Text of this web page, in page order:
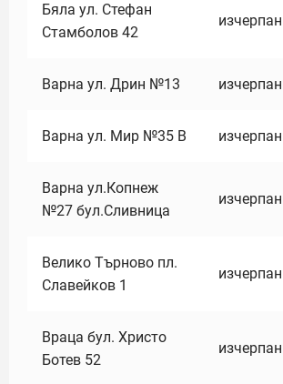
Бяла ул. Стефан
Стамболов 42
изчерпан
Варна ул. Дрин №13 изчерпан
Варна ул. Мир №35 В изчерпан
Варна ул.Копнеж
№27 бул.Сливница
изчерпан
Велико Търново пл.
Славейков 1
изчерпан
Враца бул. Христо
Ботев 52
изчерпан